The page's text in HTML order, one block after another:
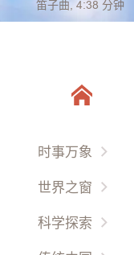
笛子曲, 4:38 分钟
时事万象
两岸三地
世界之窗
他鄉异客
科学探索
宇宙時空